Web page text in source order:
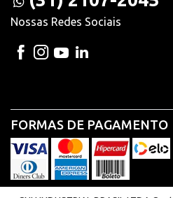
Nossas Redes Sociais
FORMAS DE PAGAMENTO